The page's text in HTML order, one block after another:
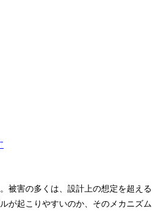
被害の多くは、設計上の想定を超える
が起こりやすいのか、そのメカニズム